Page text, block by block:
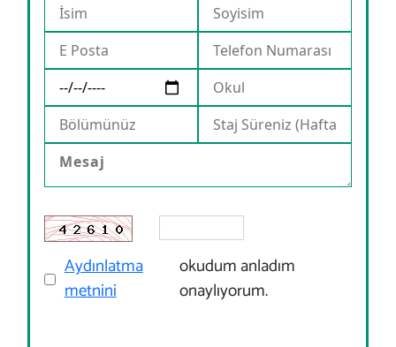
Aydınlatma
metnini
okudum anladım
onaylıyorum.